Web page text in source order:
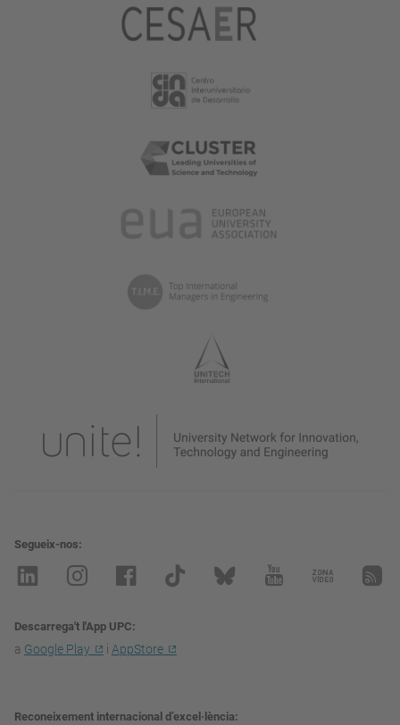
Segueix-nos
Descarrega't l'App UPC
a Google Play i AppStore
Reconeixement internacional d’excel·lència